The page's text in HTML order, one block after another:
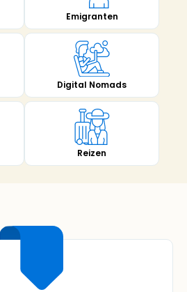
Emigranten
Digital Nomads
Reizen